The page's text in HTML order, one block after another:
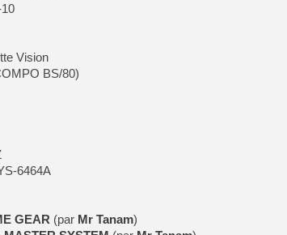
Vision
BS/80)
6464A
GEAR (par Mr Tanam)